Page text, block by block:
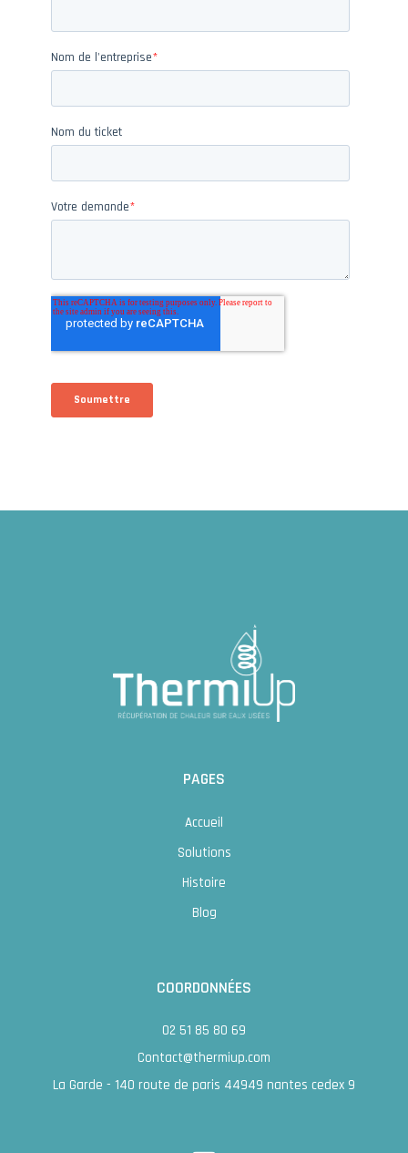
PAGES
Accueil
Solutions
Histoire
Blog
COORDONNÉES
02 51 85 80 69
Contact@thermiup.com
La Garde - 140 route de paris 44949 nantes cedex 9